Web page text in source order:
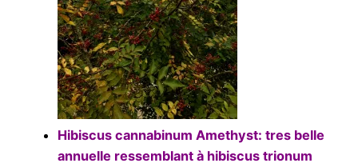
Hibiscus cannabinum Amethyst: tres belle
annuelle ressemblant à hibiscus trionum